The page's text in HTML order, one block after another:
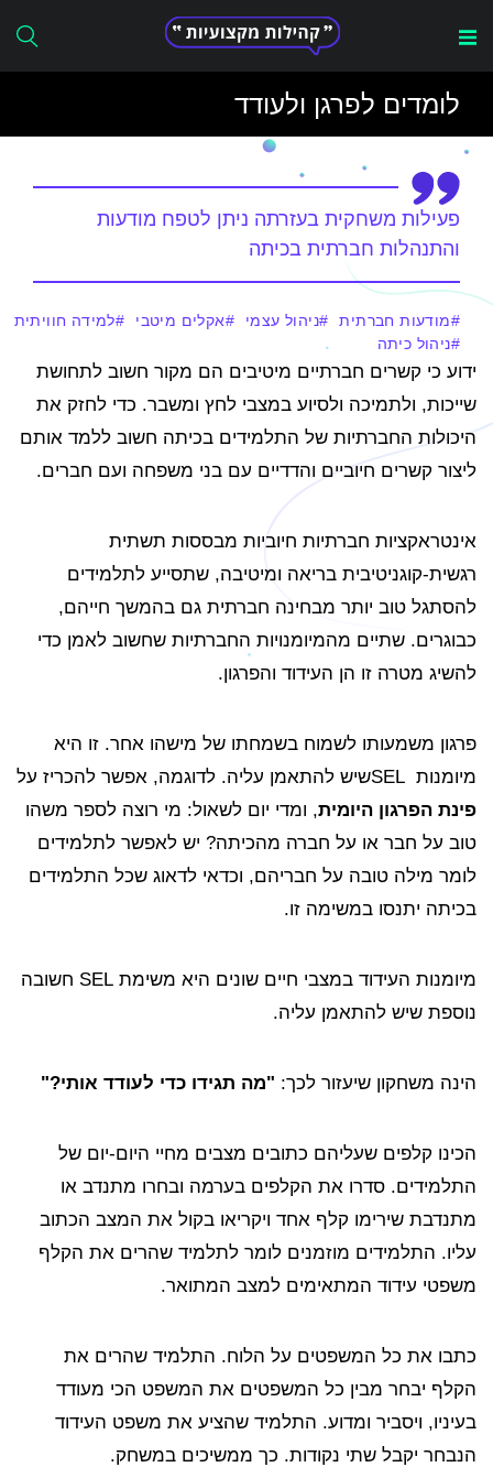
for:
לומדים לפרגן ולעודד
פעילות משחקית בעזרתה ניתן לטפח מודעות
והתנהלות חברתית בכיתה
מודעות חברתית ניהול עצמי אקלים מיטבי
למידה חוויתית
ניהול כיתה
ידוע כי קשרים חברתיים מיטיבים הם מקור חשוב לתחושת
שייכות, ולתמיכה ולסיוע במצבי לחץ ומשבר. כדי לחזק את
היכולות החברתיות של התלמידים בכיתה חשוב ללמד אותם
ליצור קשרים חיוביים והדדיים עם בני משפחה ועם חברים.
אינטראקציות חברתיות חיוביות מבססות תשתית
רגשית-קוגניטיבית בריאה ומיטיבה, שתסייע לתלמידים
להסתגל טוב יותר מבחינה חברתית גם בהמשך חייהם,
כבוגרים. שתיים מהמיומנויות החברתיות שחשוב לאמן כדי
להשיג מטרה זו הן העידוד והפרגון.
פרגון משמעותו לשמוח בשמחתו של מישהו אחר. זו היא
מיומנות SELשיש להתאמן עליה. לדוגמה, אפשר להכריז על
פינת הפרגון היומית, ומדי יום לשאול: מי רוצה לספר משהו
טוב על חבר או על חברה מהכיתה? יש לאפשר לתלמידים
לומר מילה טובה על חבריהם, וכדאי לדאוג שכל התלמידים
בכיתה יתנסו במשימה זו.
מיומנות העידוד במצבי חיים שונים היא משימת SEL חשובה
נוספת שיש להתאמן עליה.
הינה משחקון שיעזור לכך: "מה תגידו כדי לעודד אותי?"
הכינו קלפים שעליהם כתובים מצבים מחיי היום-יום של
התלמידים. סדרו את הקלפים בערמה ובחרו מתנדב או
מתנדבת שירימו קלף אחד ויקריאו בקול את המצב הכתוב
עליו. התלמידים מוזמנים לומר לתלמיד שהרים את הקלף
משפטי עידוד המתאימים למצב המתואר.
כתבו את כל המשפטים על הלוח. התלמיד שהרים את
הקלף יבחר מבין כל המשפטים את המשפט הכי מעודד
בעיניו, ויסביר ומדוע. התלמיד שהציע את משפט העידוד
הנבחר יקבל שתי נקודות. כך ממשיכים במשחק.